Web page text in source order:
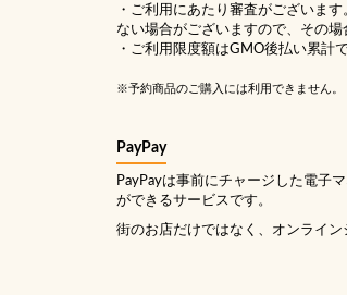
・ご利用にあたり審査がございま
ない場合がございますので、その場
・ご利用限度額はGMO後払い累計
※予約商品のご購入には利用できません。
PayPay
PayPayは事前にチャージした電子
ができるサービスです。
街のお店だけではなく、オンライン